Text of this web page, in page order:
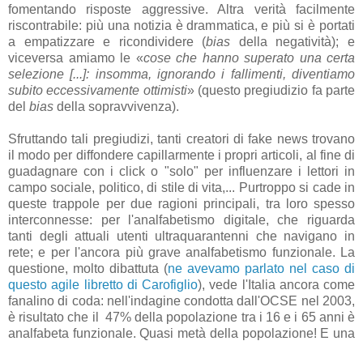
fomentando risposte aggressive. Altra verità facilmente
riscontrabile: più una notizia è drammatica, e più si è portati
a empatizzare e ricondividere (bias della negatività); e
viceversa amiamo le «cose che hanno superato una certa
selezione [...]: insomma, ignorando i fallimenti, diventiamo
subito eccessivamente ottimisti» (questo pregiudizio fa parte
del bias della sopravvivenza).
Sfruttando tali pregiudizi, tanti creatori di fake news trovano
il modo per diffondere capillarmente i propri articoli, al fine di
guadagnare con i click o "solo" per influenzare i lettori in
campo sociale, politico, di stile di vita,... Purtroppo si cade in
queste trappole per due ragioni principali, tra loro spesso
interconnesse: per l'analfabetismo digitale, che riguarda
tanti degli attuali utenti ultraquarantenni che navigano in
rete; e per l'ancora più grave analfabetismo funzionale. La
questione, molto dibattuta (ne avevamo parlato nel caso di
questo agile libretto di Carofiglio), vede l'Italia ancora come
fanalino di coda: nell'indagine condotta dall'OCSE nel 2003,
è risultato che il 47% della popolazione tra i 16 e i 65 anni è
analfabeta funzionale. Quasi metà della popolazione! E una